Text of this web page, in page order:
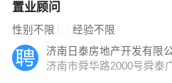
置业顾问
性别不限 经验不限
济南日泰房地产开发有限
济南市舜华路2000号舜泰